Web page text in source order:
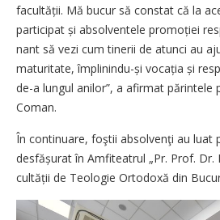
facultății. Mă bucur să constat că la
participat și absolventele promoției
nant să vezi cum tinerii de atunci au
maturitate, împlinindu-și vocația și
de-a lungul anilor”, a afirmat părintele
Coman.
În continuare, foştii absolvenţi au luat
desfă­șurat în Amfiteatrul „Pr. Prof. Dr.
cultății de Teologie Ortodoxă din